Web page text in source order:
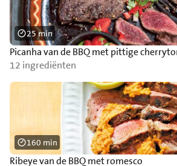
Picanha van de BBQ met pittige
12 ingrediënten
25 min
Ribeye van de BBQ met romesco
160 min